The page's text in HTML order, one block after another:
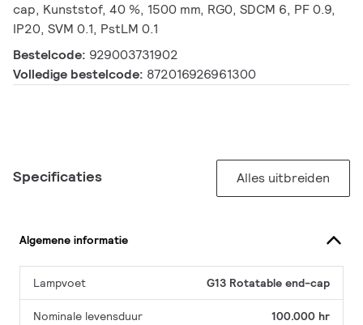
cap, Kunststof, 40 %, 1500 mm, RG0, SDCM 6, PF 0.9,
IP20, SVM 0.1, PstLM 0.1
Bestelcode: 929003731902
Volledige bestelcode: 872016926961300
Specificaties Alles uitbreiden
Algemene informatie
Lampvoet G13 Rotatable end-cap
Nominale levensduur 100.000 hr